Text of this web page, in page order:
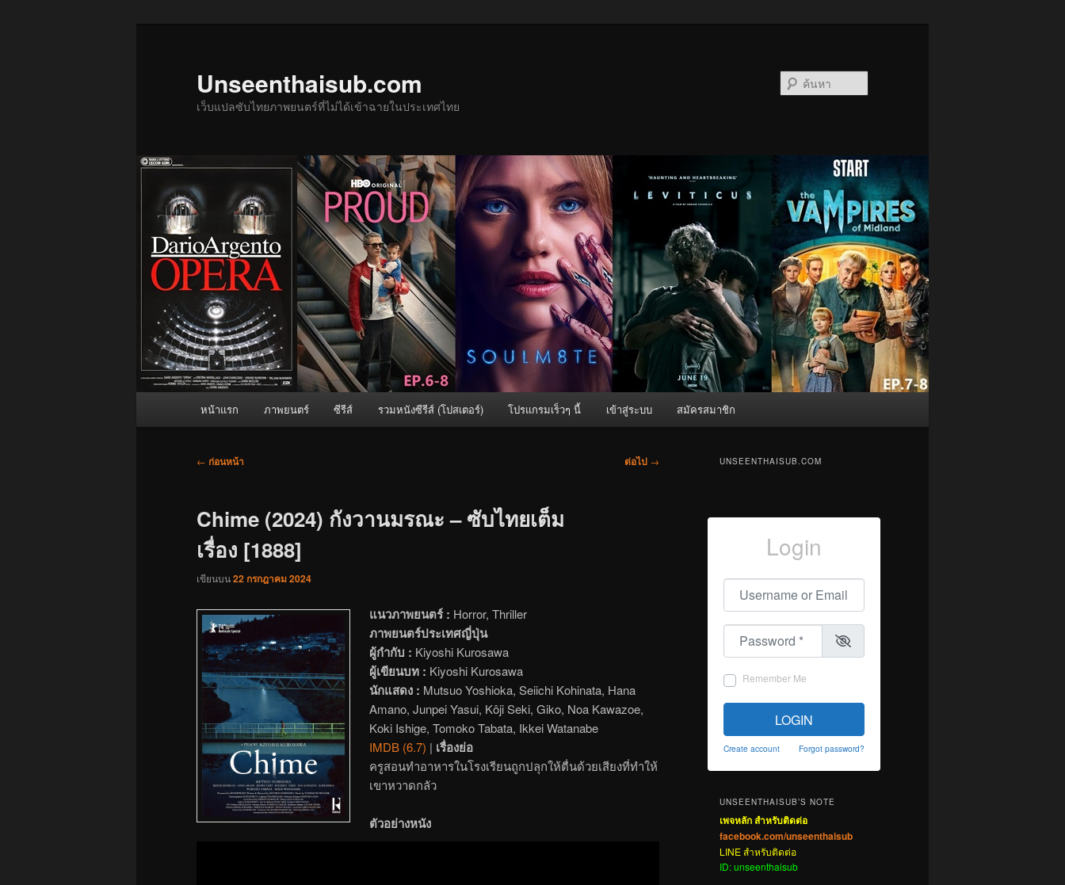
Unseenthaisub.com
เว็บแปลซับไทยภาพยนตร์ที่ไม่ได้เข้าฉายในประเทศไทย
หน้าแรก ภาพยนตร์ ซีรีส์ รวมหนังซีรีส์ (โปสเตอร์) โปรแกรมเร็วๆ นี้ เข้าสู่ระบบ สมัครสมาชิก
เมนู
← ก่อนหน้า ต่อไป →
Chime (2024) กังวานมรณะ – ซับไทยเต็ม
เรื่อง [1888]
เขียนบน22 กรกฎาคม 2024
แนวภาพยนตร์ : Horror, Thriller
ภาพยนตร์ประเทศญี่ปุ่น
ผู้กำกับ : Kiyoshi Kurosawa
ผู้เขียนบท : Kiyoshi Kurosawa
นักแสดง : Mutsuo Yoshioka, Seiichi Kohinata, Hana
Amano, Junpei Yasui, Kôji Seki, Giko, Noa Kawazoe,
Koki Ishige, Tomoko Tabata, Ikkei Watanabe
IMDB (6.7) | เรื่องย่อ
ครูสอนทำอาหารในโรงเรียนถูกปลุกให้ตื่นด้วยเสียงที่ทำให้
เขาหวาดกลัว
ตัวอย่างหนัง
UNSEENTHAISUB.COM
Login
Username or Email
Password
Remember Me
LOGIN
Create account Forgot password?
UNSEENTHAISUB’S NOTE
เพจหลัก สำหรับติดต่อ
facebook.com/unseenthaisub
LINE สำหรับติดต่อ
ID: unseenthaisub